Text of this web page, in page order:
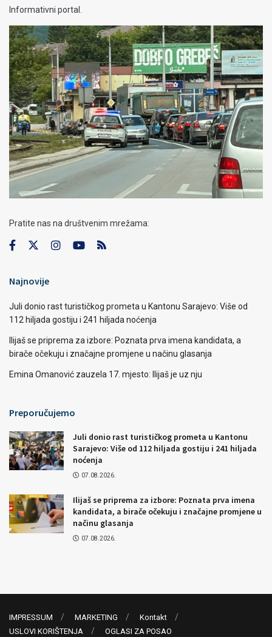
Informativni portal.
Pratite nas na društvenim mrežama:
Najnovije
Juli donio rast turističkog prometa u Kantonu Sarajevo: Više od
112 hiljada gostiju i 241 hiljada noćenja
Ilijaš se priprema za izbore: Poznata prva imena kandidata, a
birače očekuju i značajne promjene u načinu glasanja
Emina Omanović zauzela 17. mjesto: Ilijaš je uz nju
Preporučujemo
Juli donio rast turističkog prometa u Kantonu
Sarajevo: Više od 112 hiljada gostiju i 241 hiljada
noćenja
07.08.2026.
Ilijaš se priprema za izbore: Poznata prva imena
kandidata, a birače očekuju i značajne promjene u
načinu glasanja
07.08.2026.
IMPRESSUM MARKETING
Kontakt
USLOVI KORIŠTENJA
OGLASI ZA POSAO